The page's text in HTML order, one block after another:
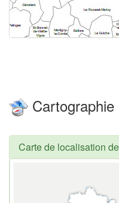
Cartographie
Carte de localisation